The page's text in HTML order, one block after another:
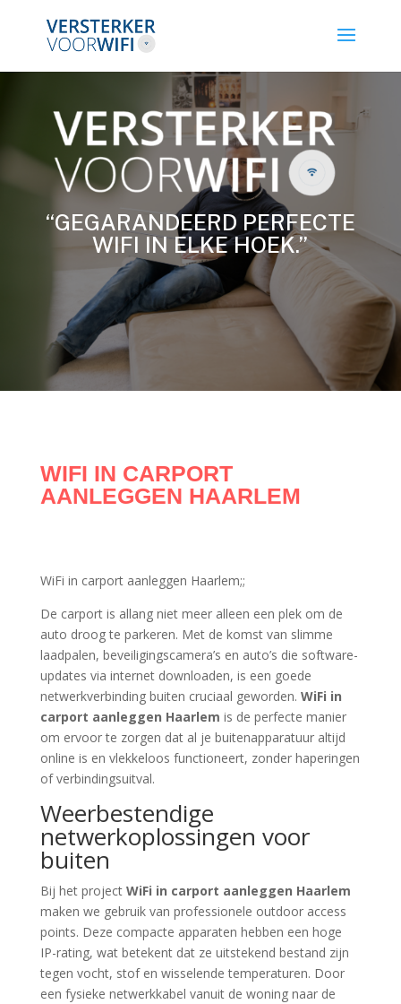
“GEGARANDEERD PERFECTE
WIFI IN ELKE HOEK.”
WIFI IN CARPORT
AANLEGGEN HAARLEM
WiFi in carport aanleggen Haarlem;;
De carport is allang niet meer alleen een plek om de
auto droog te parkeren. Met de komst van slimme
laadpalen, beveiligingscamera’s en auto’s die software-
updates via internet downloaden, is een goede
netwerkverbinding buiten cruciaal geworden. WiFi in
carport aanleggen Haarlem is de perfecte manier
om ervoor te zorgen dat al je buitenapparatuur altijd
online is en vlekkeloos functioneert, zonder haperingen
of verbindingsuitval.
Weerbestendige
netwerkoplossingen voor
buiten
Bij het project WiFi in carport aanleggen Haarlem
maken we gebruik van professionele outdoor access
points. Deze compacte apparaten hebben een hoge
IP-rating, wat betekent dat ze uitstekend bestand zijn
tegen vocht, stof en wisselende temperaturen. Door
een fysieke netwerkkabel vanuit de woning naar de